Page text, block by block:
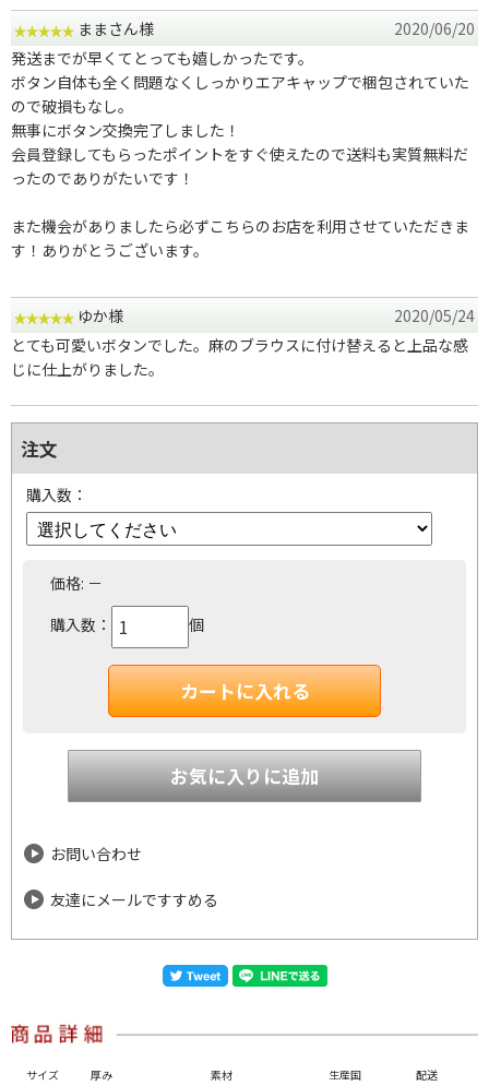
ままさん様
2020/06/20
発送までが早くてとっても嬉しかったです。
ボタン自体も全く問題なくしっかりエアキャップで梱包されていた
ので破損もなし。
無事にボタン交換完了しました！
会員登録してもらったポイントをすぐ使えたので送料も実質無料だ
ったのでありがたいです！
また機会がありましたら必ずこちらのお店を利用させていただきま
す！ありがとうございます。
ゆか様
2020/05/24
とても可愛いボタンでした。麻のブラウスに付け替えると上品な感
じに仕上がりました。
注文
購入数：
価格: －
購入数：
個
お問い合わせ
友達にメールですすめる
サイズ 厚み 素材 生産国
配送